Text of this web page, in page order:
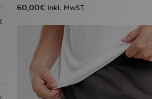
60,00€ inkl. MwST.